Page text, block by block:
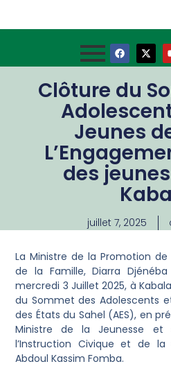
Clôture du
Jeunes
des
juillet 7, 2025
La Ministre de la Promotion
de la Famille, Diarra
mercredi 3 Juillet 2025, à
du Sommet des Adolescents
des États du Sahel (AES), en
Ministre de la Jeunesse et
l’Instruction Civique et de la
Abdoul Kassim Fomba.